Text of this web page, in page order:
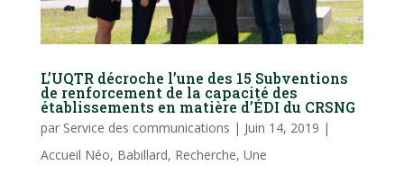
L’UQTR décroche l’une des 15 Subventions
de renforcement de la capacité des
établissements en matière d’ÉDI du CRSNG
par Service des communications | Juin 14, 2019 |
Accueil Néo, Babillard, Recherche, Une